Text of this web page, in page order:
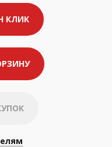
КЛИК